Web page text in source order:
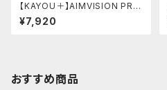
【KAYOU＋】AIMVISION PR
O/エイムビジョンプロ (メテオブ
ラック)
¥7,920
おすすめ商品